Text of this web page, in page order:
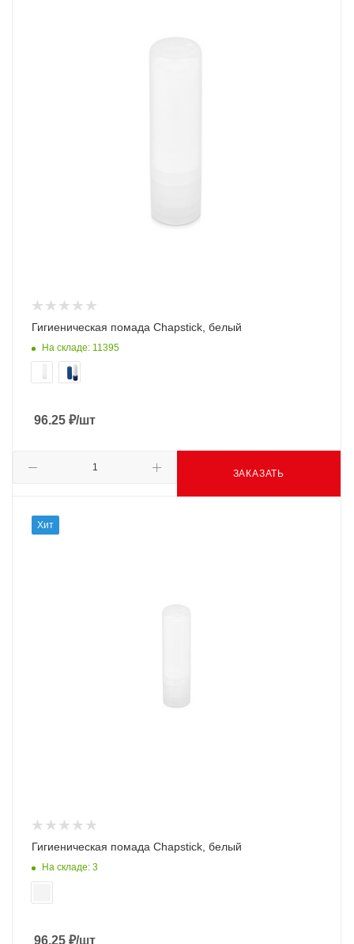
Гигиеническая помада Chapstick, белый
На складе: 11395
96.25 ₽/шт
ЗАКАЗАТЬ
Хит
Гигиеническая помада Chapstick, белый
На складе: 3
96.25 ₽/шт